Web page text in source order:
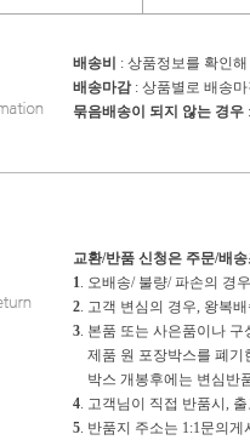
배송비
: 상품정보를 확인
배송마감: 상품별로 배송
묶음배송이 되지 않는 경우
교환/반품 신청은 주문/배
1. 오배송/ 불량/ 파손의 경
2. 고객 변심의 경우, 왕복
3. 본품 또는 사은품이나
제품 원 포장박스를 폐기
박스 개봉후에는 변심반
4. 고객님이 직접 반품시,
5. 반품지 주소는 1:1문의